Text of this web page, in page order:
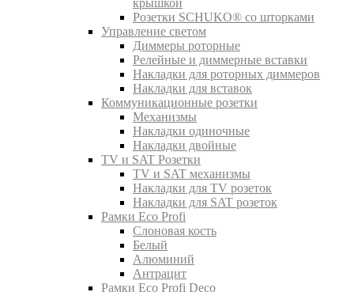
крышкой
Розетки SCHUKO® со шторками
Управление светом
Диммеры роторные
Релейные и диммерные вставки
Накладки для роторных диммеров
Накладки для вставок
Коммуникационные розетки
Механизмы
Накладки одиночные
Накладки двойные
TV и SAT Розетки
TV и SAT механизмы
Накладки для TV розеток
Накладки для SAT розеток
Рамки Eco Profi
Слоновая кость
Белый
Алюминий
Антрацит
Рамки Eco Profi Deco